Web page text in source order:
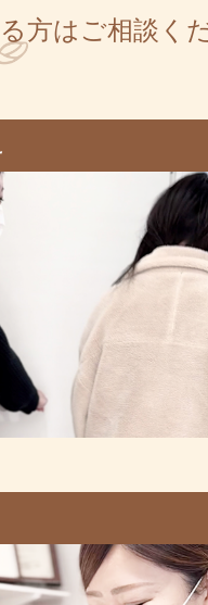
る方はご相談く